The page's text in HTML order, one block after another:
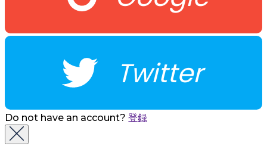
Twitter
Do not have an account? 登録